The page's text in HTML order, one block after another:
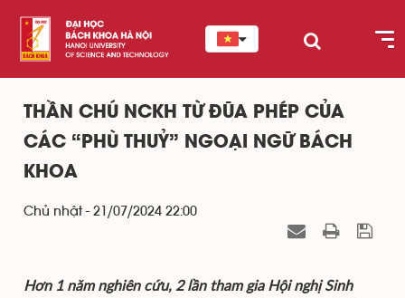
THẦN CHÚ NCKH TỪ ĐŨA PHÉP CỦA
CÁC “PHÙ THUỶ” NGOẠI NGỮ BÁCH
KHOA
Chủ nhật - 21/07/2024 22:00
Hơn 1 năm nghiên cứu, 2 lần tham gia Hội nghị Sinh